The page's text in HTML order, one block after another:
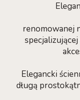
renomowanej
Elegancki
długą